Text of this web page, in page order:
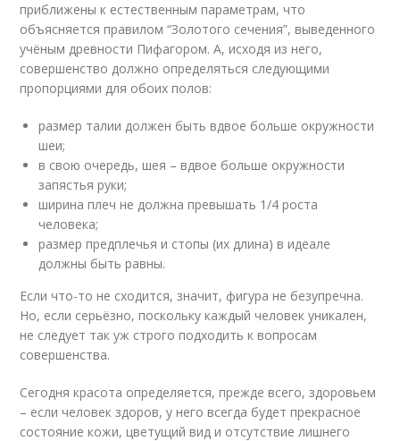
приближены к естественным параметрам, что
объясняется правилом “Золотого сечения”, выведенного
учёным древности Пифагором. А, исходя из него,
совершенство должно определяться следующими
пропорциями для обоих полов:
размер талии должен быть вдвое больше окружности
шеи;
в свою очередь, шея – вдвое больше окружности
запястья руки;
ширина плеч не должна превышать 1/4 роста
человека;
размер предплечья и стопы (их длина) в идеале
должны быть равны.
Если что-то не сходится, значит, фигура не безупречна.
Но, если серьёзно, поскольку каждый человек уникален,
не следует так уж строго подходить к вопросам
совершенства.
Сегодня красота определяется, прежде всего, здоровьем
– если человек здоров, у него всегда будет прекрасное
состояние кожи, цветущий вид и отсутствие лишнего